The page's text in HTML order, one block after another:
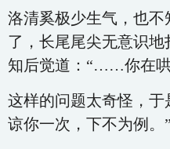
洛清奚极少生气，也
了，长尾尾尖无意识地
知后觉道：“……你在
这样的问题太奇怪，于
谅你一次，下不为例。”